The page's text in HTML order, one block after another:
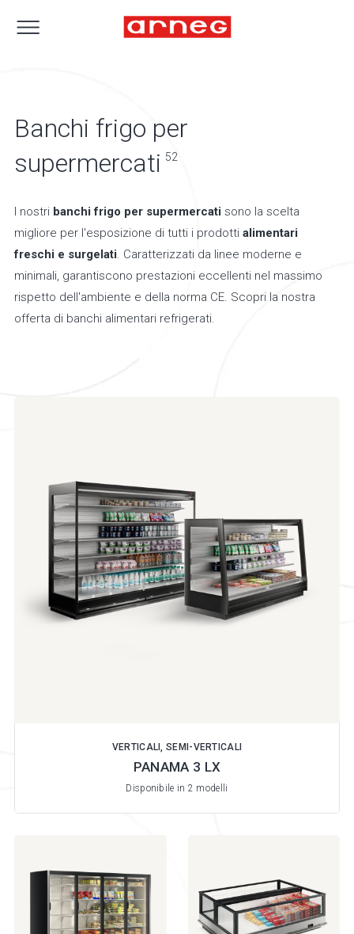
Banchi frigo per
supermercati 52
I nostri banchi frigo per supermercati sono la scelta
migliore per l'esposizione di tutti i prodotti alimentari
freschi e surgelati. Caratterizzati da linee moderne e
minimali, garantiscono prestazioni eccellenti nel massimo
rispetto dell'ambiente e della norma CE. Scopri la nostra
offerta di banchi alimentari refrigerati.
VERTICALI, SEMI-VERTICALI
PANAMA 3 LX
Disponibile in 2 modelli